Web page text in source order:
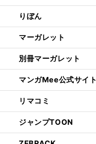
りぼん
マーガレット
別冊マーガレット
マンガMee公式サイト
リマコミ
ジャンプTOON